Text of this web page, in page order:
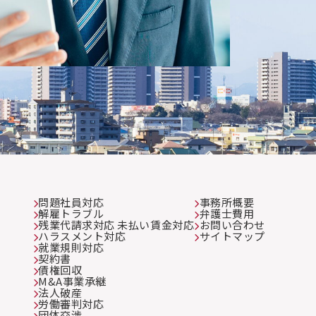
問題社員対応
解雇トラブル
残業代請求対応 未払い賃金対応
ハラスメント対応
就業規則対応
契約書
債権回収
M&A事業承継
法人破産
労働審判対応
事務所概要
弁護士費用
お問い合わせ
サイトマップ